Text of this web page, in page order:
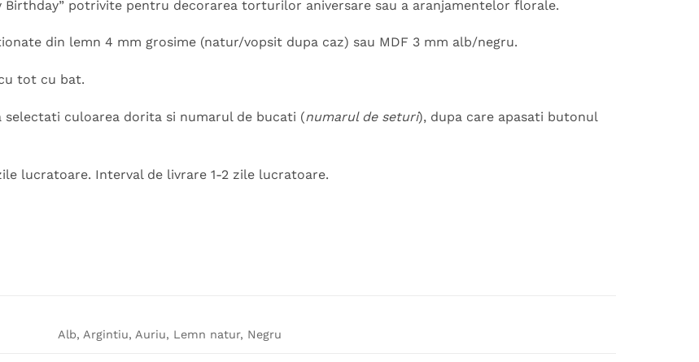
Birthday” potrivite pentru decorarea torturilor aniversare sau a aranjamentelor florale.
din lemn 4 mm grosime (natur/vopsit dupa caz) sau MDF 3 mm alb/negru.
tot cu bat.
selectati culoarea dorita si numarul de bucati (numarul de seturi), dupa care apasati butonul
lucratoare. Interval de livrare 1-2 zile lucratoare.
Alb, Argintiu, Auriu, Lemn natur, Negru